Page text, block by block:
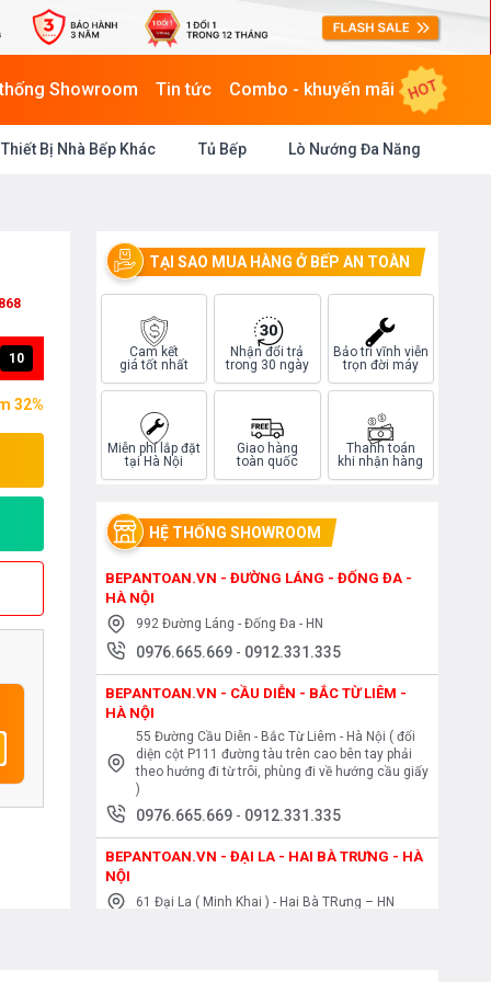
Showroom Tin tức Combo - khuyến mãi HOT
Thiết Bị Nhà Bếp Khác Tủ Bếp Lò Nướng Đa Năng
09
32%
TẠI SAO MUA HÀNG Ở BẾP AN TOÀN
Cam kết
giá tốt nhất
Nhận đổi trả
trong 30 ngày
Bảo trì vĩnh viễn
trọn đời máy
Miễn phí lắp đặt
tại Hà Nội
Giao hàng
toàn quốc
Thanh toán
khi nhận hàng
HỆ THỐNG SHOWROOM
BEPANTOAN.VN - ĐƯỜNG LÁNG - ĐỐNG ĐA -
HÀ NỘI
992 Đường Láng - Đống Đa - HN
0976.665.669 - 0912.331.335
BEPANTOAN.VN - CẦU DIỄN - BẮC TỪ LIÊM -
HÀ NỘI
55 Đường Cầu Diễn - Bắc Từ Liêm - Hà Nội ( đối
diện cột P111 đường tàu trên cao bên tay phải
theo hướng đi từ trôi, phùng đi về hướng cầu giấy
)
0976.665.669 - 0912.331.335
BEPANTOAN.VN - ĐẠI LA - HAI BÀ TRƯNG - HÀ
NỘI
61 Đại La ( Minh Khai ) - Hai Bà TRưng – HN